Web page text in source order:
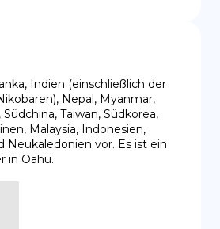
Indien (einschließlich der
Nepal, Myanmar,
Taiwan, Südkorea,
Malaysia, Indonesien,
Neukaledonien vor. Es ist ein
in Oahu.